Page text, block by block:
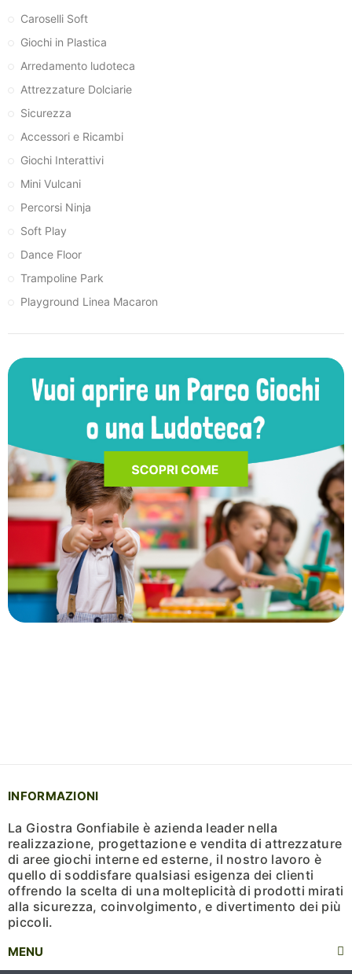
Caroselli Soft
Giochi in Plastica
Arredamento ludoteca
Attrezzature Dolciarie
Sicurezza
Accessori e Ricambi
Giochi Interattivi
Mini Vulcani
Percorsi Ninja
Soft Play
Dance Floor
Trampoline Park
Playground Linea Macaron
INFORMAZIONI
La Giostra Gonfiabile è azienda leader nella
realizzazione, progettazione e vendita di attrezzature
di aree giochi interne ed esterne, il nostro lavoro è
quello di soddisfare qualsiasi esigenza dei clienti
offrendo la scelta di una molteplicità di prodotti mirati
alla sicurezza, coinvolgimento, e divertimento dei più
piccoli.
MENU